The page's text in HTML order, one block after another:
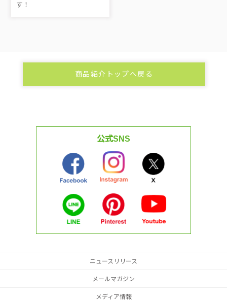
す！
商品紹介トップへ戻る
公式SNS
ニュースリリース
メールマガジン
メディア情報